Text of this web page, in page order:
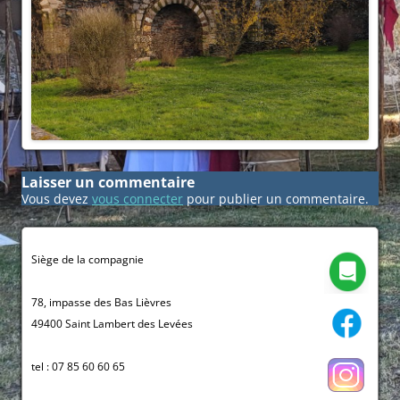
Laisser un commentaire
Vous devez vous connecter pour publier un commentaire.
Siège de la compagnie
78, impasse des Bas Lièvres
49400 Saint Lambert des Levées
tel : 07 85 60 60 65